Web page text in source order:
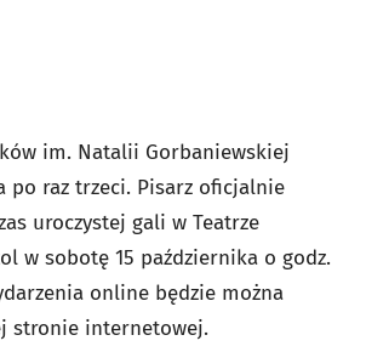
im. Natalii Gorbaniewskiej
po raz trzeci. Pisarz oficjalnie
uroczystej gali w Teatrze
w sobotę 15 października o godz.
online będzie można
stronie internetowej.